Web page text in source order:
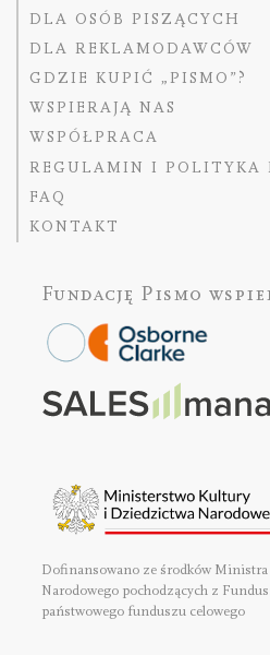
DLA OSÓB PISZĄCYCH
DLA REKLAMODAWCÓW
GDZIE KUPIĆ „PISMO”?
WSPIERAJĄ NAS
WSPÓŁPRACA
REGULAMIN I POLITYKA
FAQ
KONTAKT
Fundację Pismo
Dofinansowano ze środków
Narodowego pochodzących z
państwowego funduszu celowego